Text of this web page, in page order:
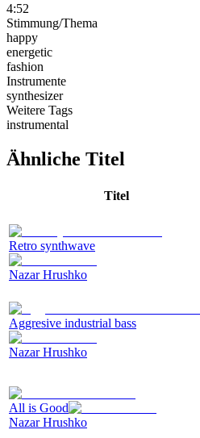
4:52
Stimmung/Thema
happy
energetic
fashion
Instrumente
synthesizer
Weitere Tags
instrumental
Ähnliche Titel
Titel
Retro synthwave
Nazar Hrushko
Aggresive industrial bass
Nazar Hrushko
All is Good
Nazar Hrushko